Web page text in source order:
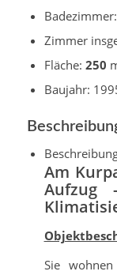
Badezimmer:
Zimmer
Fläche: 250
Baujahr:
Am
Aufzug
Sie